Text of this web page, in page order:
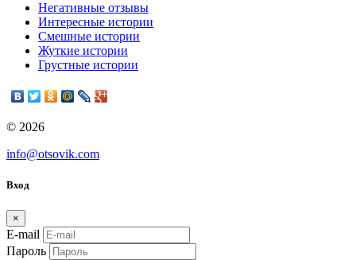
Негативные отзывы
Интересные истории
Смешные истории
Жуткие истории
Грустные истории
© 2026
info@otsovik.com
Вход
×
E-mail
Пароль